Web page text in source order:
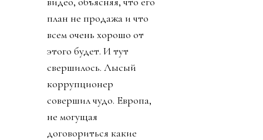
план не продажа и что
всем очень хорошо от
этого будет. И тут
свершилось. Лысый
коррупционер
совершил чудо. Европа,
не могущая
договориться какие